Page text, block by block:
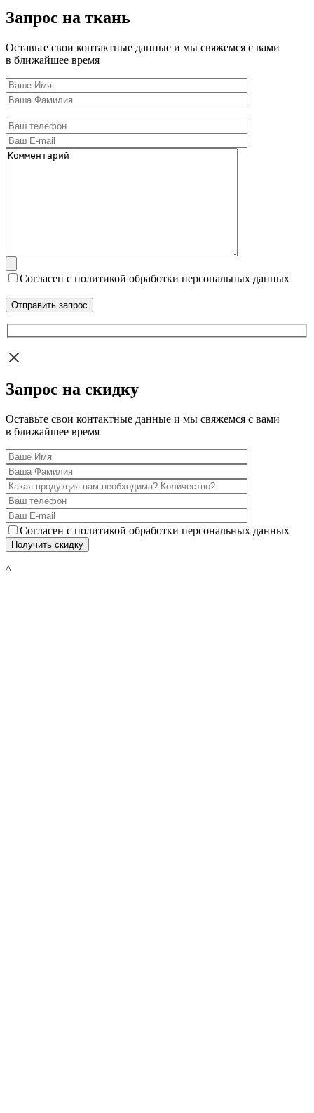
Запрос на ткань
Оставьте свои контактные данные и мы свяжемся с вами
в ближайшее время
Согласен с политикой обработки персональных данных
Запрос на скидку
Оставьте свои контактные данные и мы свяжемся с вами
в ближайшее время
Согласен с политикой обработки персональных данных
^